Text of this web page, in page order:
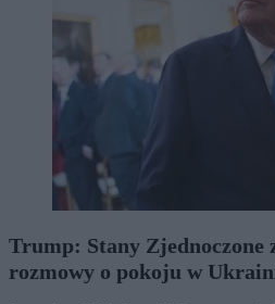
Trump: Stany Zjednoczone
rozmowy o pokoju w